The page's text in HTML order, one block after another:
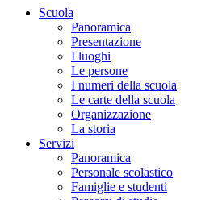
Scuola
Panoramica
Presentazione
I luoghi
Le persone
I numeri della scuola
Le carte della scuola
Organizzazione
La storia
Servizi
Panoramica
Personale scolastico
Famiglie e studenti